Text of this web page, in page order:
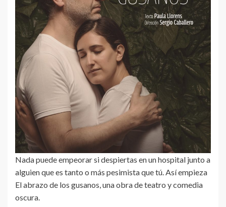
Nada puede empeorar si despiertas en un hospital junto a
alguien que es tanto o más pesimista que tú. Así empieza
El abrazo de los gusanos, una obra de teatro y comedia
oscura.